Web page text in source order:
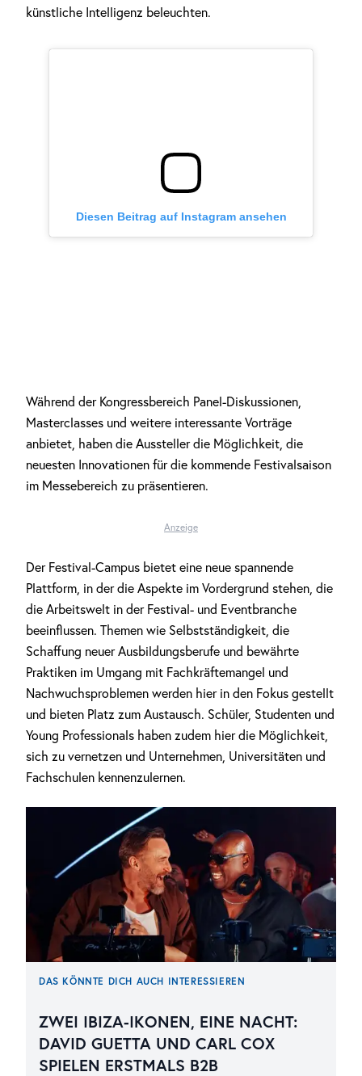
künstliche Intelligenz beleuchten.
Diesen Beitrag auf Instagram ansehen
Während der Kongressbereich Panel-Diskussionen,
Masterclasses und weitere interessante Vorträge
anbietet, haben die Aussteller die Möglichkeit, die
neuesten Innovationen für die kommende Festivalsaison
im Messebereich zu präsentieren.
Anzeige
Der Festival-Campus bietet eine neue spannende
Plattform, in der die Aspekte im Vordergrund stehen, die
die Arbeitswelt in der Festival- und Eventbranche
beeinflussen. Themen wie Selbstständigkeit, die
Schaffung neuer Ausbildungsberufe und bewährte
Praktiken im Umgang mit Fachkräftemangel und
Nachwuchsproblemen werden hier in den Fokus gestellt
und bieten Platz zum Austausch. Schüler, Studenten und
Young Professionals haben zudem hier die Möglichkeit,
sich zu vernetzen und Unternehmen, Universitäten und
Fachschulen kennenzulernen.
DAS KÖNNTE DICH AUCH INTERESSIEREN
ZWEI IBIZA-IKONEN, EINE NACHT:
DAVID GUETTA UND CARL COX
SPIELEN ERSTMALS B2B